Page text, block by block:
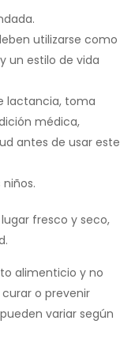
utilizarse como
un estilo de vida
lactancia, toma
médica,
antes de usar este
fresco y seco,
alimenticio y no
o prevenir
variar según